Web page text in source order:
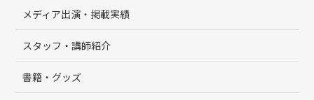
メディア出演・掲載実績
スタッフ・講師紹介
書籍・グッズ